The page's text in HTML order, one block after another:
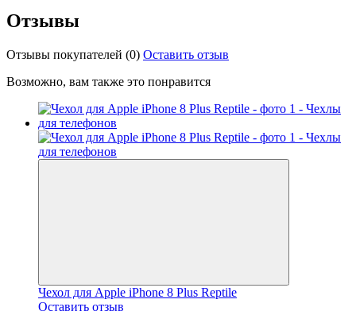
Отзывы
Отзывы покупателей (0) Оставить отзыв
Возможно, вам также это понравится
Чехол для Apple iPhone 8 Plus Reptile
Оставить отзыв